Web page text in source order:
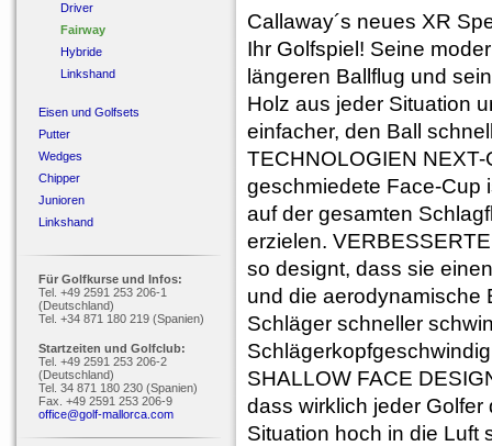
Driver
Fairway
Hybride
Linkshand
Eisen und Golfsets
Putter
Wedges
Chipper
Junioren
Linkshand
Für Golfkurse und Infos:
Tel. +49 2591 253 206-1
(Deutschland)
Tel. +34 871 180 219 (Spanien)
Startzeiten und Golfclub:
Tel. +49 2591 253 206-2
(Deutschland)
Tel. 34 871 180 230 (Spanien)
Fax. +49 2591 253 206-9
office@golf-mallorca.com
Callaway´s neues XR
Ihr Golfspiel! Seine
längeren Ballflug und
Holz aus jeder Situation
einfacher, den Ball
TECHNOLOGIEN
geschmiedete Face-Cup
auf der gesamten
erzielen.
so designt, dass sie
und die aerodynamische
Schläger schneller
SHALLOW FACE
dass wirklich jeder
Situation hoch in die Luft